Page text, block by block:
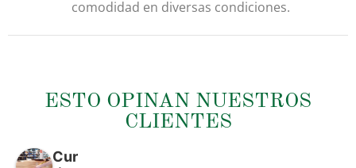
comodidad en diversas condiciones.
ESTO OPINAN NUESTROS
CLIENTES
Cur